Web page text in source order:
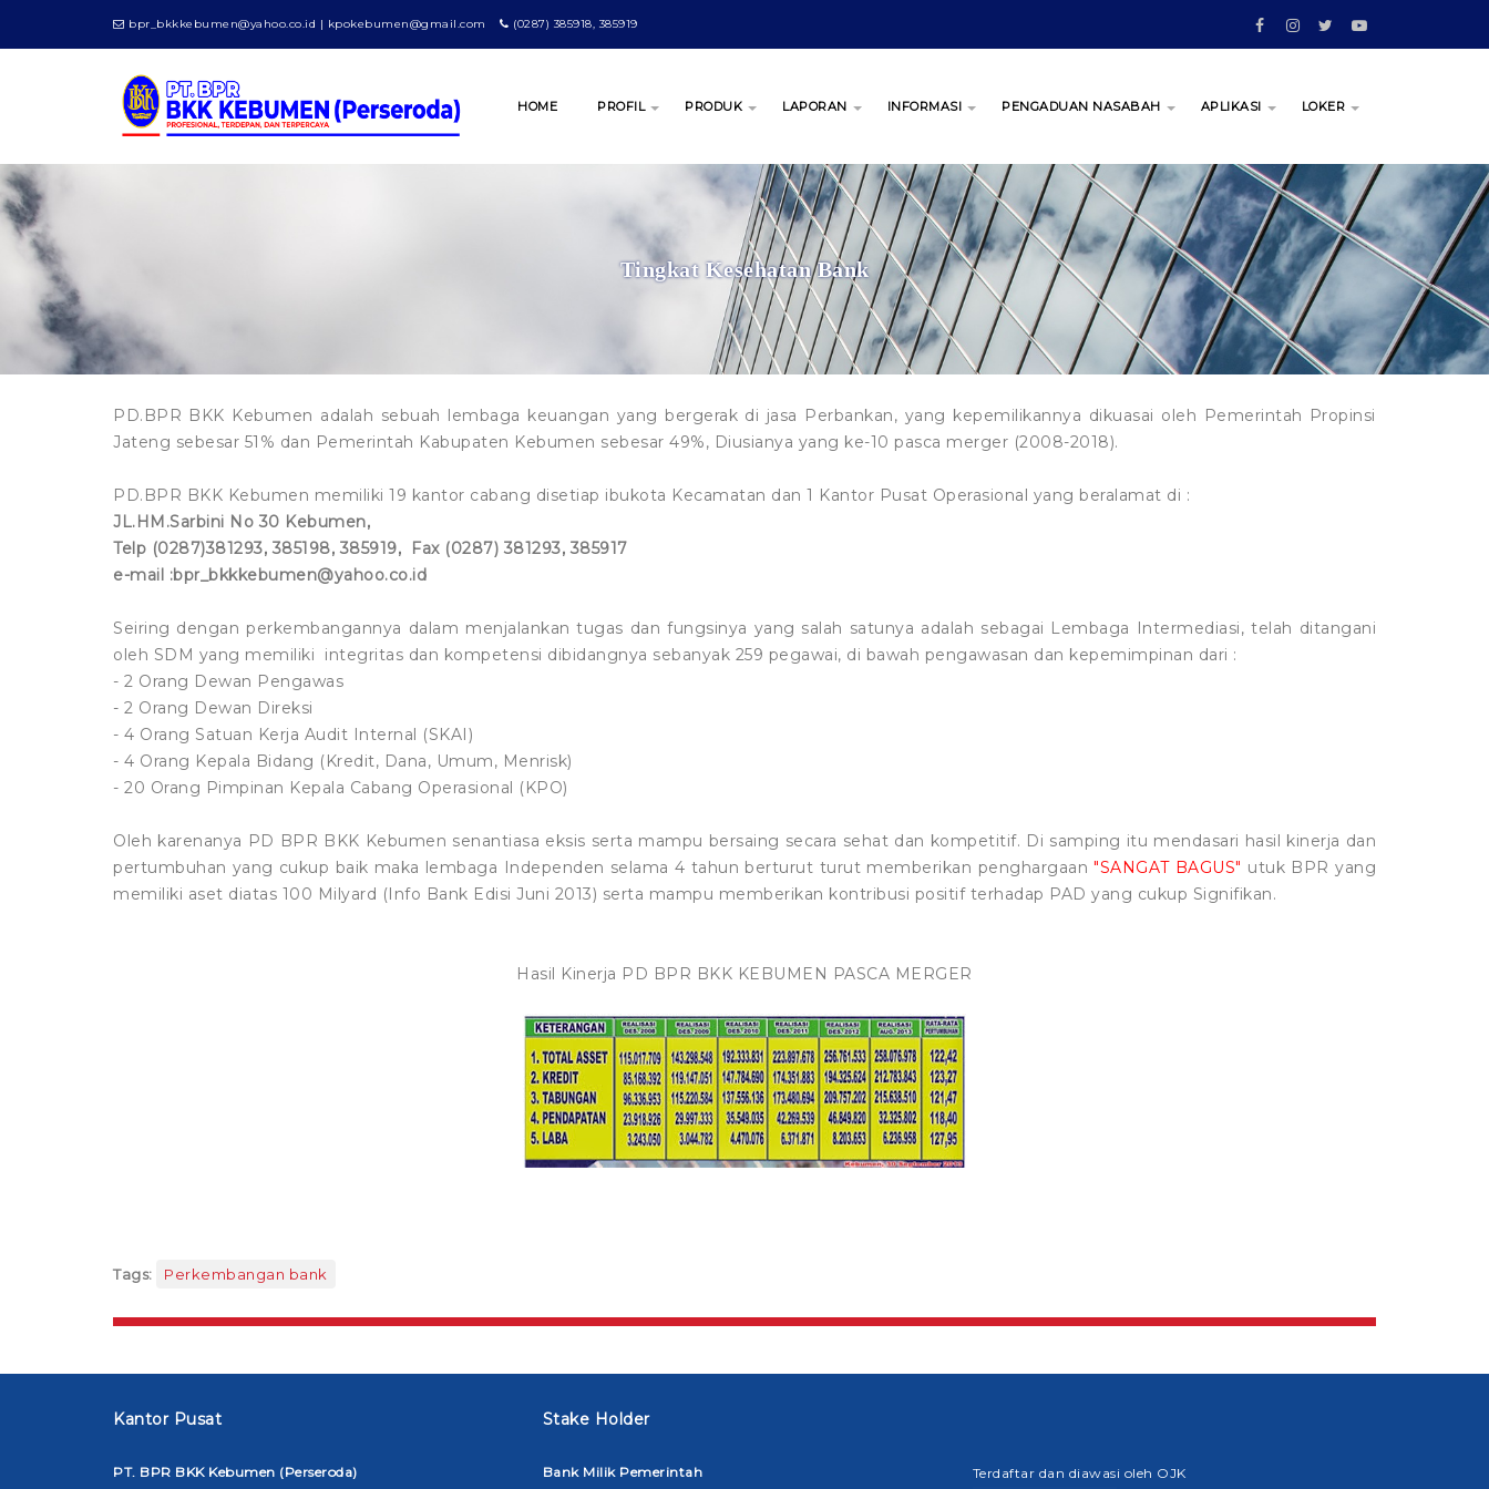
bpr_bkkkebumen@yahoo.co.id | kpokebumen@gmail.com (0287) 385918, 385919
HOME PROFIL PRODUK LAPORAN INFORMASI PENGADUAN NASABAH APLIKASI LOKER
Tingkat Kesehatan Bank
PD.BPR BKK Kebumen adalah sebuah lembaga keuangan yang bergerak di jasa Perbankan, yang kepemilikannya dikuasai oleh Pemerintah Propinsi
Jateng sebesar 51% dan Pemerintah Kabupaten Kebumen sebesar 49%, Diusianya yang ke-10 pasca merger (2008-2018).
PD.BPR BKK Kebumen memiliki 19 kantor cabang disetiap ibukota Kecamatan dan 1 Kantor Pusat Operasional yang beralamat di :
JL.HM.Sarbini No 30 Kebumen,
Telp (0287)381293, 385198, 385919, Fax (0287) 381293, 385917
e-mail :bpr_bkkkebumen@yahoo.co.id
Seiring dengan perkembangannya dalam menjalankan tugas dan fungsinya yang salah satunya adalah sebagai Lembaga Intermediasi, telah ditangani
oleh SDM yang memiliki integritas dan kompetensi dibidangnya sebanyak 259 pegawai, di bawah pengawasan dan kepemimpinan dari :
- 2 Orang Dewan Pengawas
- 2 Orang Dewan Direksi
- 4 Orang Satuan Kerja Audit Internal (SKAI)
- 4 Orang Kepala Bidang (Kredit, Dana, Umum, Menrisk)
- 20 Orang Pimpinan Kepala Cabang Operasional (KPO)
Oleh karenanya PD BPR BKK Kebumen senantiasa eksis serta mampu bersaing secara sehat dan kompetitif. Di samping itu mendasari hasil kinerja dan
pertumbuhan yang cukup baik maka lembaga Independen selama 4 tahun berturut turut memberikan penghargaan"SANGAT BAGUS" utuk BPR yang
memiliki aset diatas 100 Milyard (Info Bank Edisi Juni 2013) serta mampu memberikan kontribusi positif terhadap PAD yang cukup Signifikan.
Hasil Kinerja PD BPR BKK KEBUMEN PASCA MERGER
Tags: Perkembangan bank
Kantor Pusat
PT. BPR BKK Kebumen (Perseroda)
Stake Holder
Bank Milik Pemerintah Terdaftar dan diawasi oleh OJK